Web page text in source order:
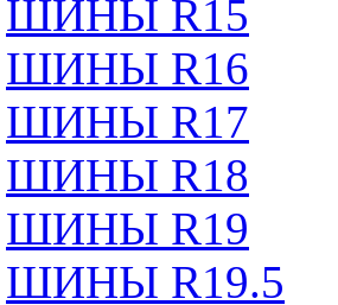
ШИНЫ R15
ШИНЫ R16
ШИНЫ R17
ШИНЫ R18
ШИНЫ R19
ШИНЫ R19.5